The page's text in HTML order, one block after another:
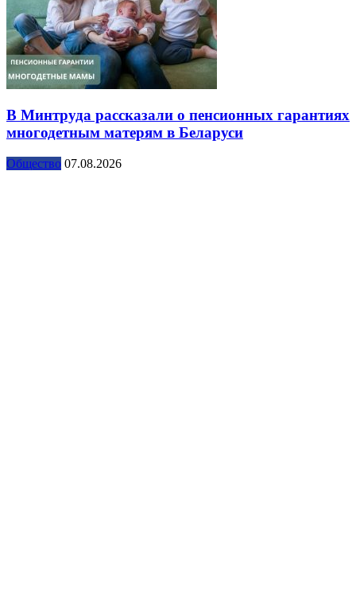
В Минтруда рассказали о пенсионных гарантиях
многодетным матерям в Беларуси
Общество 07.08.2026